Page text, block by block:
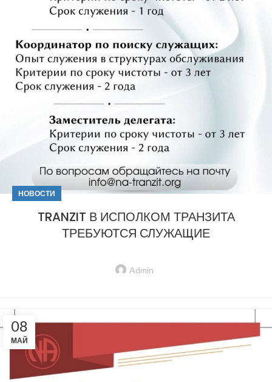
НОВОСТИ
TRANZIT В ИСПОЛКОМ ТРАНЗИТА
ТРЕБУЮТСЯ СЛУЖАЩИЕ
Admin
08
МАЙ